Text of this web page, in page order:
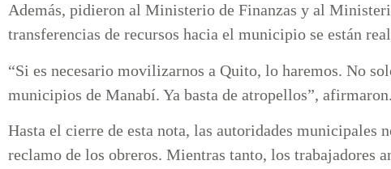
Además, pidieron al Ministerio de Finanzas y al
transferencias de recursos hacia el municipio se están
“Si es necesario movilizarnos a Quito, lo haremos. No
municipios de Manabí. Ya basta de atropellos”, afirmaron.
Hasta el cierre de esta nota, las autoridades municipales
reclamo de los obreros. Mientras tanto, los trabajadores